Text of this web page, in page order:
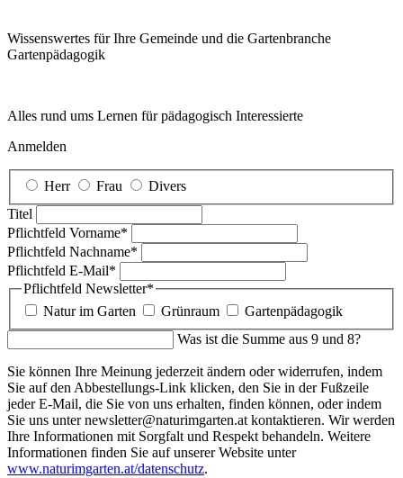
Wissenswertes für Ihre Gemeinde und die Gartenbranche
Garten­pädagogik
Alles rund ums Lernen für pädagogisch Interessierte
Anmelden
Herr Frau
Divers
Titel
Pflichtfeld Vorname*
Pflichtfeld Nachname*
Pflichtfeld E-Mail*
Pflichtfeld Newsletter*
Natur im Garten
Grünraum
Gartenpädagogik
Was ist die Summe aus 9 und 8?
Sie können Ihre Meinung jederzeit ändern oder widerrufen, indem
Sie auf den Abbestellungs-Link klicken, den Sie in der Fußzeile
jeder E-Mail, die Sie von uns erhalten, finden können, oder indem
Sie uns unter newsletter@naturimgarten.at kontaktieren. Wir werden
Ihre Informationen mit Sorgfalt und Respekt behandeln. Weitere
Informationen finden Sie auf unserer Website unter
www.naturimgarten.at/datenschutz.